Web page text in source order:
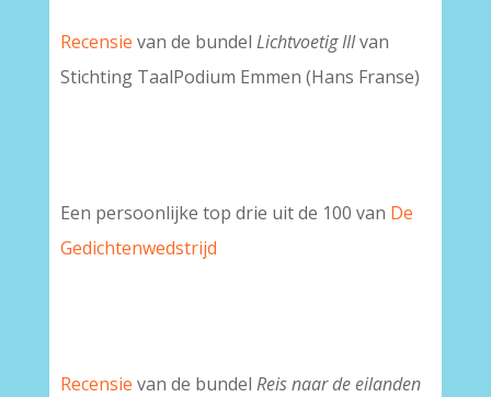
Recensie van de bundel Lichtvoetig IIIvan
Stichting TaalPodium Emmen (Hans Franse)
Een persoonlijke top drie uit de 100 van De
Gedichtenwedstrijd
Recensie van de bundel Reis naar de eilanden